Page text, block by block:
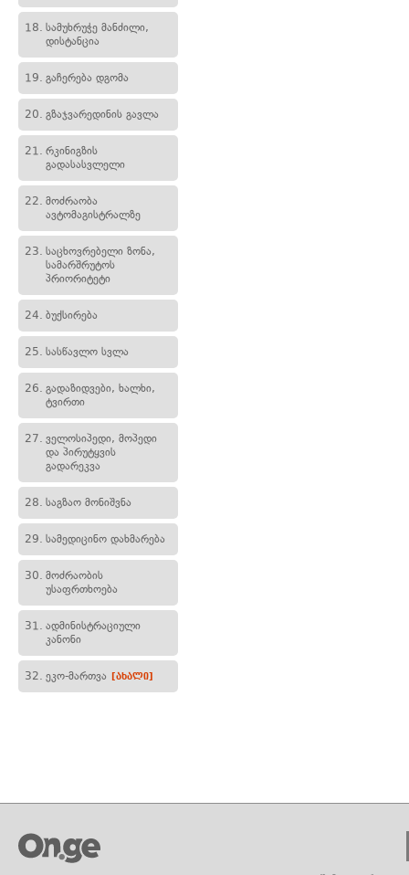
18. სამუხრუჭე მანძილი,
დისტანცია
19. გაჩერება დგომა
20. გზაჯვარედინის გავლა
21. რკინიგზის
გადასასვლელი
22. მოძრაობა
ავტომაგისტრალზე
23. საცხოვრებელი ზონა,
სამარშრუტოს
პრიორიტეტი
24. ბუქსირება
25. სასწავლო სვლა
26. გადაზიდვები, ხალხი,
ტვირთი
27. ველოსიპედი, მოპედი
და პირუტყვის
გადარეკვა
28. საგზაო მონიშვნა
29. სამედიცინო დახმარება
30. მოძრაობის
უსაფრთხოება
31. ადმინისტრაციული
კანონი
32. ეკო-მართვა [ახალი]